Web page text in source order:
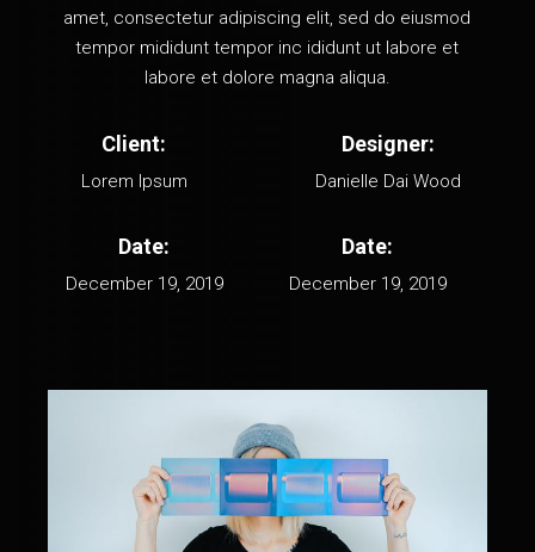
amet, consectetur adipiscing elit, sed do eiusmod
tempor mididunt tempor inc ididunt ut labore et
labore et dolore magna aliqua.
Client:
Lorem Ipsum
Designer:
Danielle Dai Wood
Date:
December 19, 2019
Date:
December 19, 2019